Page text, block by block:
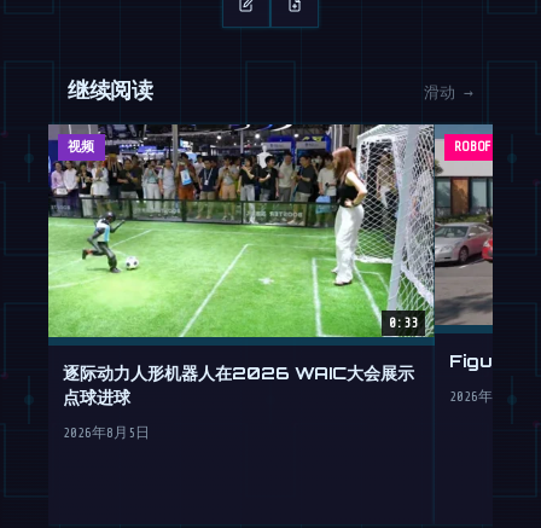
继续阅读 滑动 →
视频
0:33
逐际动力人形机器人在2026 WAIC大会展示
点球进球
2026年8月5日
ROBOFEED
Figure的
2026年7月30